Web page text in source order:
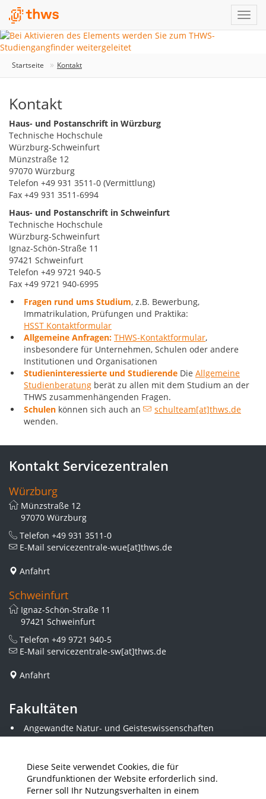
Diese Seite verwendet Cookies, die für
Grundfunktionen der Website erforderlich sind.
Ferner soll Ihr Nutzungsverhalten in einem
Startseite Kontakt
Kontakt
Haus- und Postanschrift in Würzburg
Technische Hochschule
Würzburg-Schweinfurt
Münzstraße 12
97070 Würzburg
Telefon +49 931 3511-0 (Vermittlung)
Fax +49 931 3511-6994
Haus- und Postanschrift in Schweinfurt
Technische Hochschule
Würzburg-Schweinfurt
Ignaz-Schön-Straße 11
97421 Schweinfurt
Telefon +49 9721 940-5
Fax +49 9721 940-6995
Fragen rund ums Studium, z.B. Bewerbung,
Immatrikulation, Prüfungen und Praktika:
HSST Kontaktformular
Allgemeine Anfragen: THWS-Kontaktformular,
insbesondere für Unternehmen, Schulen oder andere
Institutionen und Organisationen
Studieninteressierte und Studierende Die Allgemeine
Studienberatung berät zu allen mit dem Studium an der
THWS zusammenhängenden Fragen.
Schulen können sich auch an
schulteam[at]thws.de
wenden.
Kontakt Servicezentralen
Würzburg
Münzstraße 12
97070 Würzburg
Telefon +49 931 3511-0
E-Mail servicezentrale-wue[at]thws.de
Anfahrt
Schweinfurt
Ignaz-Schön-Straße 11
97421 Schweinfurt
Telefon +49 9721 940-5
E-Mail servicezentrale-sw[at]thws.de
Anfahrt
Fakultäten
Angewandte Natur- und Geisteswissenschaften
Angewandte Sozialwissenschaften
Elektrotechnik
Gestaltung
Informatik und Wirtschaftsinformatik